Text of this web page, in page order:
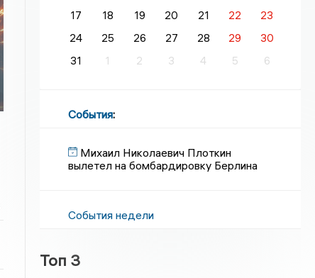
17
18 19 20 21 22
23
24
25 26 27 28 29
30
31
1 2 3 4 5 6
События:
Михаил Николаевич Плоткин
вылетел на бомбардировку Берлина
События недели
Топ 3